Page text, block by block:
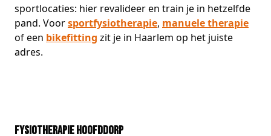
sportlocaties: hier revalideer en train je in hetzelfde
pand. Voorsportfysiotherapie, manuele therapie
of een bikefitting zit je in Haarlem op het juiste
adres.
Fysiotherapie Hoofddorp